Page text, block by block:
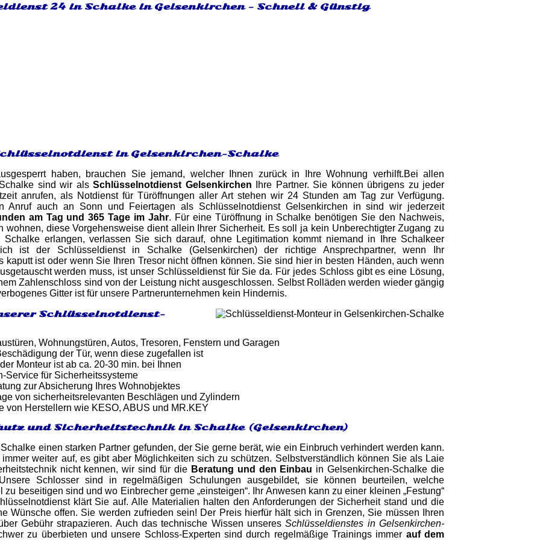
24 in Schalke in Gelsenkirchen - Schnell & Günstig
in Gelsenkirchen-Schalke
haben, brauchen Sie jemand, welcher Ihnen zurück in Ihre Wohnung verhilft.Bei allen
sind wir als Schlüsselnotdienst Gelsenkirchen Ihre Partner. Sie können übrigens zu jeder
anrufen, als Notdienst für Türöffnungen aller Art stehen wir 24 Stunden am Tag zur Verfügung.
Anruf auch an Sonn und Feiertagen als Schlüsselnotdienst Gelsenkirchen in sind wir jederzeit
am Tag und 365 Tage im Jahr. Für eine Türöffnung in Schalke benötigen Sie den Nachweis,
wohnen, diese Vorgehensweise dient allein Ihrer Sicherheit. Es soll ja kein Unberechtigter Zugang zu
Schalke erlangen, verlassen Sie sich darauf, ohne Legitimation kommt niemand in Ihre Schalkeer
ist der Schlüsseldienst in Schalke (Gelsenkirchen) der richtige Ansprechpartner, wenn Ihr
kaputt ist oder wenn Sie Ihren Tresor nicht öffnen können. Sie sind hier in besten Händen, auch wenn
werden muss, ist unser Schlüsseldienst für Sie da. Für jedes Schloss gibt es eine Lösung,
Zahlenschloss sind von der Leistung nicht ausgeschlossen. Selbst Rolläden werden wieder gängig
Gitter ist für unsere Partnerunternehmen kein Hindernis.
Schlüsselnotdienst-
Wohnungstüren, Autos, Tresoren, Fenstern und Garagen
der Tür, wenn diese zugefallen ist
Monteur ist ab ca. 20-30 min. bei Ihnen
Service für Sicherheitssysteme
zur Absicherung Ihres Wohnobjektes
von sicherheitsrelevanten Beschlägen und Zylindern
von Herstellern wie KESO, ABUS und MR.KEY
und Sicherheitstechnik in Schalke (Gelsenkirchen)
einen starken Partner gefunden, der Sie gerne berät, wie ein Einbruch verhindert werden kann.
weiter auf, es gibt aber Möglichkeiten sich zu schützen. Selbstverständlich können Sie als Laie
nicht kennen, wir sind für die Beratung und den Einbau in Gelsenkirchen-Schalke die
Schlosser sind in regelmäßigen Schulungen ausgebildet, sie können beurteilen, welche
zu beseitigen sind und wo Einbrecher gerne „einsteigen“. Ihr Anwesen kann zu einer kleinen „Festung“
klärt Sie auf. Alle Materialien halten den Anforderungen der Sicherheit stand und die
Wünsche offen. Sie werden zufrieden sein! Der Preis hierfür hält sich in Grenzen, Sie müssen Ihren
Gebühr strapazieren. Auch das technische Wissen unseresSchlüsseldienstes in Gelsenkirchen-
zu überbieten und unsere Schloss-Experten sind durch regelmäßige Trainings immer auf dem